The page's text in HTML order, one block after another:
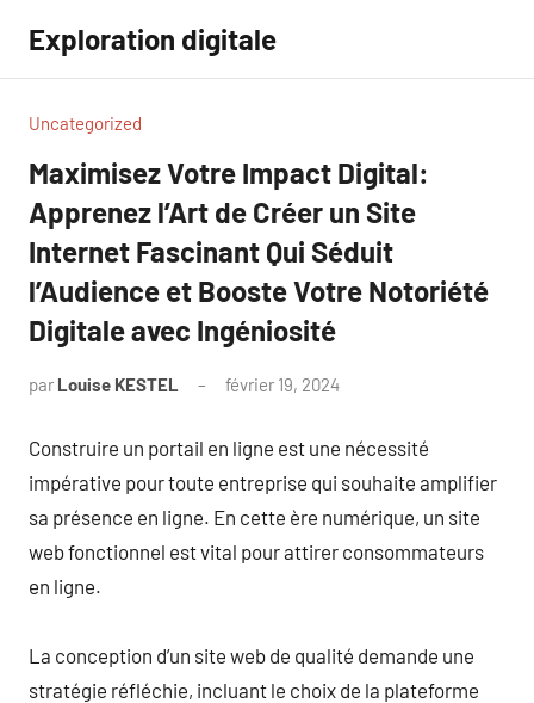
contenu
Exploration digitale
Uncategorized
Maximisez Votre Impact Digital:
Apprenez l’Art de Créer un Site
Internet Fascinant Qui Séduit
l’Audience et Booste Votre Notoriété
Digitale avec Ingéniosité
par Louise KESTEL février 19, 2024
Construire un portail en ligne est une nécessité
impérative pour toute entreprise qui souhaite amplifier
sa présence en ligne. En cette ère numérique, un site
web fonctionnel est vital pour attirer consommateurs
en ligne.
La conception d’un site web de qualité demande une
stratégie réfléchie, incluant le choix de la plateforme